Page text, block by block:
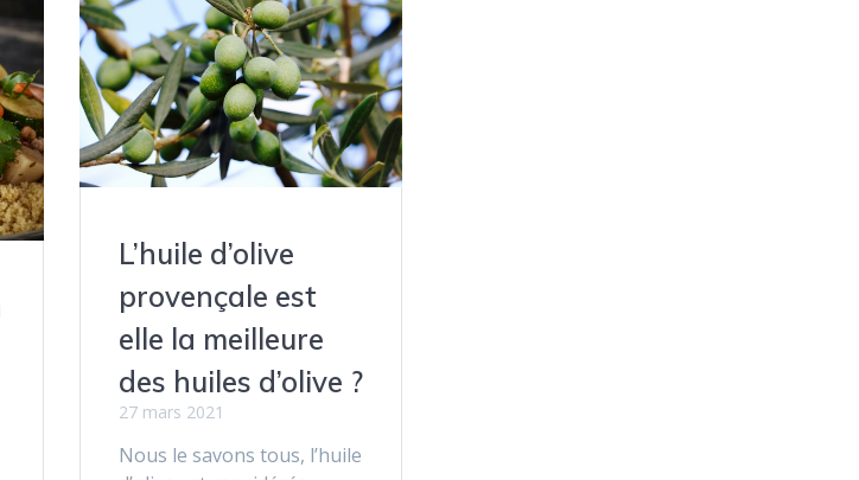
L’huile d’olive
provençale est
elle la meilleure
des huiles d’olive ?
27 mars 2021
Nous le savons tous, l’huile